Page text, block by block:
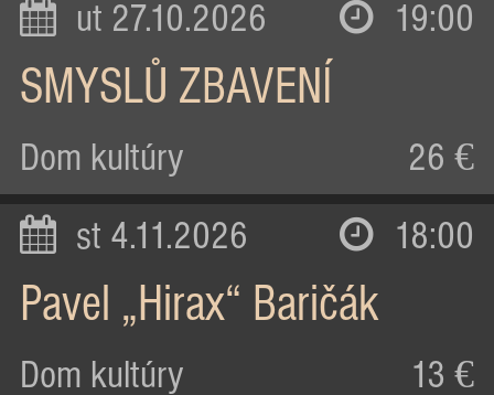
ut 27.10.2026 19:00
SMYSLŮ ZBAVENÍ
Dom kultúry 26 €
st 4.11.2026 18:00
Pavel „Hirax“ Baričák
Dom kultúry 13 €